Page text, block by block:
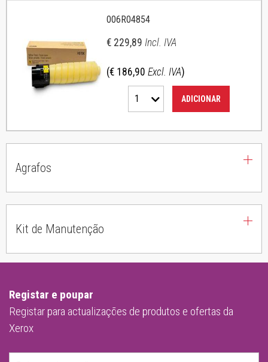
006R04854
€ 229,89 Incl. IVA
(€ 186,90 Excl. IVA)
1 ADICIONAR
Agrafos
Kit de Manutenção
Registar e poupar
Registar para actualizações de produtos e ofertas da
Xerox